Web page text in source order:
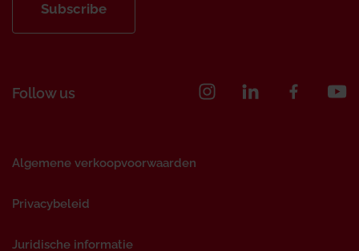
Subscribe
Follow us
Algemene verkoopvoorwaarden
Privacybeleid
Juridische informatie